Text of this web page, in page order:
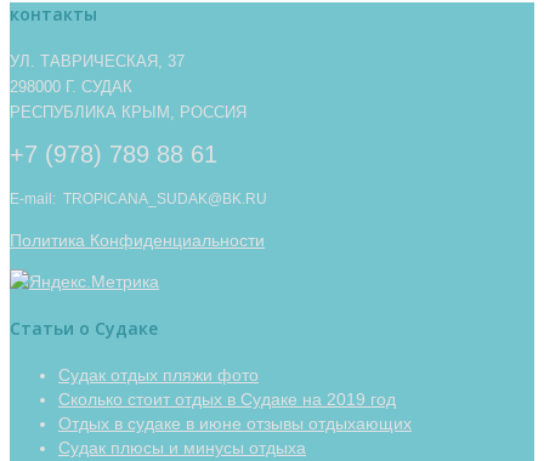
контакты
УЛ. ТАВРИЧЕСКАЯ, 37
298000 Г. СУДАК
РЕСПУБЛИКА КРЫМ, РОССИЯ
+7 (978) 789 88 61
E-mail: TROPICANA_SUDAK@BK.RU
Политика Конфиденциальности
Статьи о Судаке
Судак отдых пляжи фото
Сколько стоит отдых в Судаке на 2019 год
Отдых в судаке в июне отзывы отдыхающих
Судак плюсы и минусы отдыха